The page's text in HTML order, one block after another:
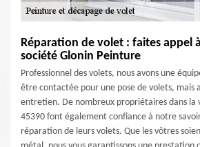
Réparation de volet : faites appel
société Glonin Peinture
Professionnel des volets, nous avons une
être contactée pour une pose de volets, mais
entretien. De nombreux propriétaires dans la
45390 font également confiance à notre
réparation de leurs volets. Que les vôtres